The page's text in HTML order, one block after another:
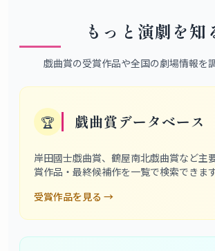
もっと演劇を知
戯曲賞の受賞作品や全国の劇場情報を
🏆 戯曲賞データベース
岸田國士戯曲賞、鶴屋南北戯曲賞など主
賞作品・最終候補作を一覧で検索できます
受賞作品を見る →